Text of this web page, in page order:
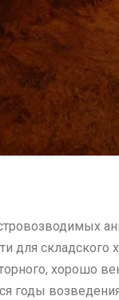
для складского
хорошо
годы